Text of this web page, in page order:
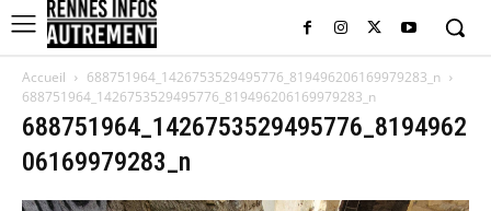
Accueil
688751964_1426753529495776_819496206169979283_n
688751964_1426753529495776_819496206169979283_n
688751964_1426753529495776_8194962
06169979283_n